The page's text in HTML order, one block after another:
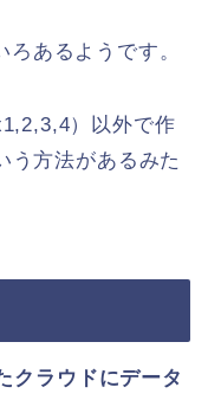
あるようです。
）以外で作
う方法があるみた
クラウドにデータ